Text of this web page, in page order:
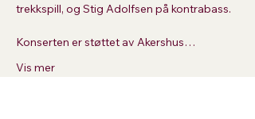
trekkspill, og Stig Adolfsen på kontrabass.
Konserten er støttet av Akershus…
Vis mer